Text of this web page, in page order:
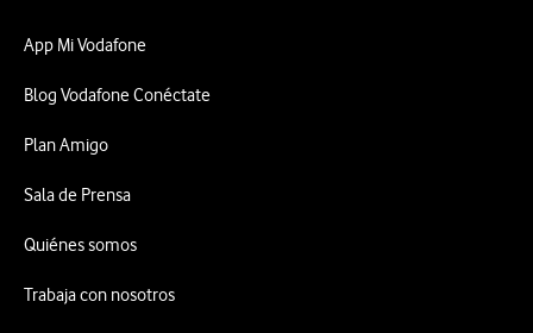
App Mi Vodafone
Blog Vodafone Conéctate
Plan Amigo
Sala de Prensa
Quiénes somos
Trabaja con nosotros